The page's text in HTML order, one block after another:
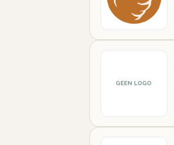
GEEN LOGO